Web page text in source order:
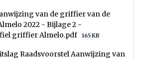
van de griffier van de
2022 - Bijlage 2 -
griffier Almelo.pdf
165 KB
Raadsvoorstel Aanwijzing van